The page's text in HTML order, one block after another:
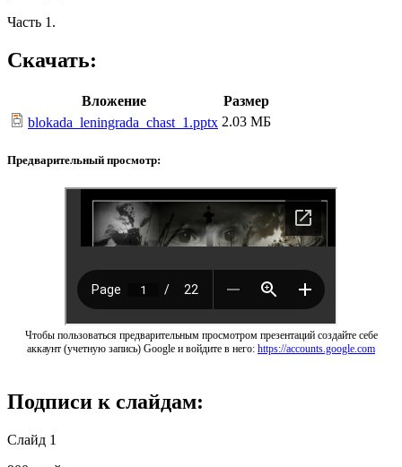
Часть 1.
Скачать:
Вложение
Размер
blokada_leningrada_chast_1.pptx 2.03 МБ
Предварительный просмотр:
Чтобы пользоваться предварительным просмотром презентаций создайте себе
аккаунт (учетную запись) Google и войдите в него: https://accounts.google.com
Подписи к слайдам:
Слайд 1